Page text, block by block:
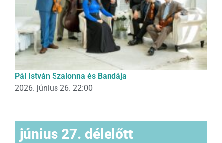
Pál István Szalonna és Bandája
2026. június 26. 22:00
június 27. délelőtt